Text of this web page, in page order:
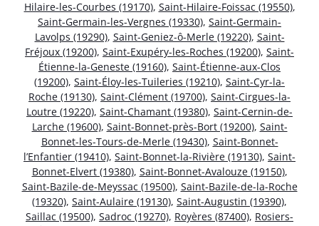
Hilaire-les-Courbes (19170), Saint-Hilaire-Foissac (19550),
Saint-Germain-les-Vergnes (19330), Saint-Germain-
Lavolps (19290), Saint-Geniez-ô-Merle (19220), Saint-
Fréjoux (19200), Saint-Exupéry-les-Roches (19200), Saint-
Étienne-la-Geneste (19160), Saint-Étienne-aux-Clos
(19200), Saint-Éloy-les-Tuileries (19210), Saint-Cyr-la-
Roche (19130), Saint-Clément (19700), Saint-Cirgues-la-
Loutre (19220), Saint-Chamant (19380), Saint-Cernin-de-
Larche (19600), Saint-Bonnet-près-Bort (19200), Saint-
Bonnet-les-Tours-de-Merle (19430), Saint-Bonnet-
l’Enfantier (19410), Saint-Bonnet-la-Rivière (19130), Saint-
Bonnet-Elvert (19380), Saint-Bonnet-Avalouze (19150),
Saint-Bazile-de-Meyssac (19500), Saint-Bazile-de-la-Roche
(19320), Saint-Aulaire (19130), Saint-Augustin (19390),
Saillac (19500), Sadroc (19270), Royères (87400), Rosiers-